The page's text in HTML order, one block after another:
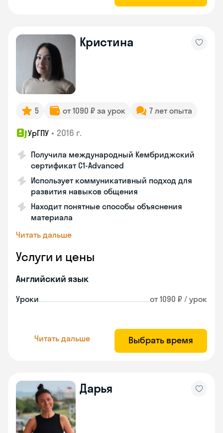
Кристина
5 от 1090 ₽ за урок 7 лет опыта
УрГПУ • 2016 г.
Получила международный Кембриджский
сертификат С1-Advanced
Использует коммуникативный подход для
развития навыков общения
Находит понятные способы объяснения
материала
Читать дальше
Услуги и цены
Английский язык
Уроки от 1090 ₽ / урок
Читать дальше Выбрать время
Дарья